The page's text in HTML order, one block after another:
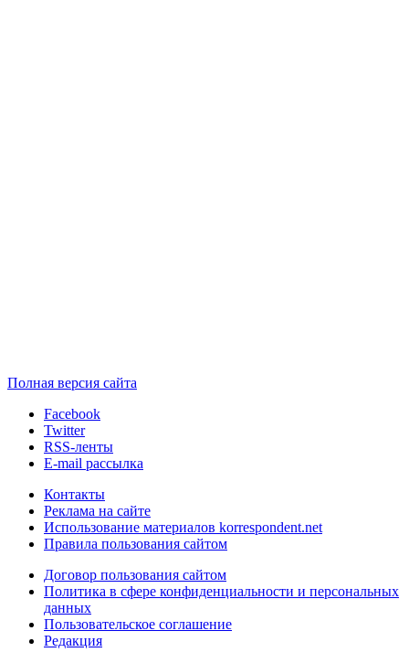
Полная версия сайта
Facebook
Twitter
RSS-ленты
E-mail рассылка
Контакты
Реклама на сайте
Использование материалов korrespondent.net
Правила пользования сайтом
Договор пользования сайтом
Политика в сфере конфиденциальности и персональных
данных
Пользовательское соглашение
Редакция